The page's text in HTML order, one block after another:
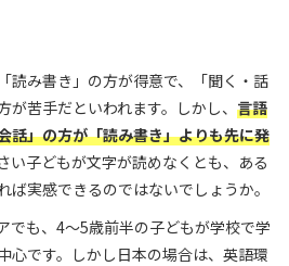
読み書き」の方が得意で、「聞く・話
苦手だといわれます。しかし、 言語
話」の方が「読み書き」よりも先に発
い子どもが文字が読めなくとも、ある
実感できるのではないでしょうか。
でも、4～5歳前半の子どもが学校で学
心です。しかし日本の場合は、英語環